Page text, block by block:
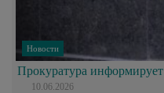
Новости
Прокуратура информирует
10.06.2026